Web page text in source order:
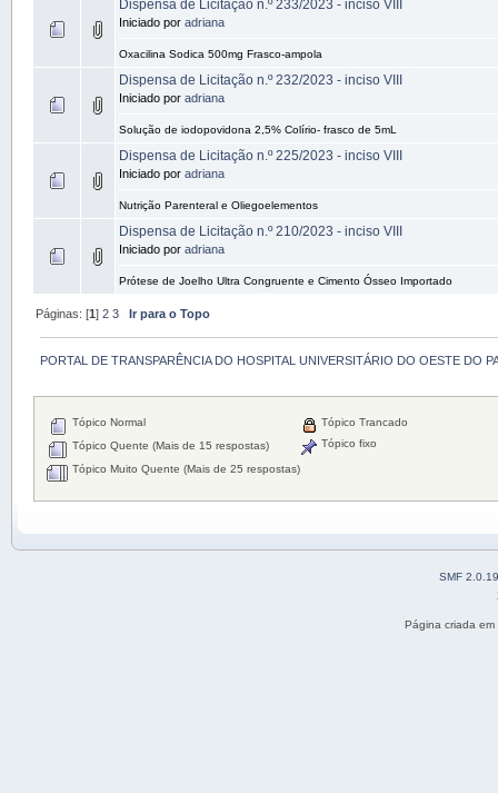
Dispensa de Licitação n.º 233/2023 - inciso VIII
Iniciado por adriana
Oxacilina Sodica 500mg Frasco-ampola
Dispensa de Licitação n.º 232/2023 - inciso VIII
Iniciado por adriana
Solução de iodopovidona 2,5% Colírio- frasco de 5mL
Dispensa de Licitação n.º 225/2023 - inciso VIII
Iniciado por adriana
Nutrição Parenteral e Oliegoelementos
Dispensa de Licitação n.º 210/2023 - inciso VIII
Iniciado por adriana
Prótese de Joelho Ultra Congruente e Cimento Ósseo Importado
Páginas: [1]2 3 Ir para o Topo
PORTAL DE TRANSPARÊNCIA DO HOSPITAL UNIVERSITÁRIO DO OESTE DO
Tópico Normal
Tópico Quente (Mais de 15 respostas)
Tópico Muito Quente (Mais de 25 respostas)
Tópico Trancado
Tópico fixo
SMF 2.0.19
Página criada